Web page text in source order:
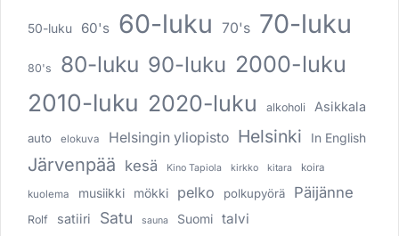
50-luku 60's 60-luku 70's 70-luku
80's 80-luku 90-luku 2000-luku
2010-luku 2020-luku alkoholi Asikkala
auto elokuva Helsingin yliopisto Helsinki In English
Järvenpää kesä Kino Tapiola kirkko kitara koira
kuolema musiikki mökki pelko polkupyörä Päijänne
Rolf satiiri Satu sauna Suomi talvi